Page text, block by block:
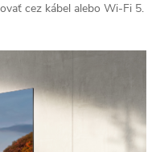
cez kábel alebo Wi-Fi 5.